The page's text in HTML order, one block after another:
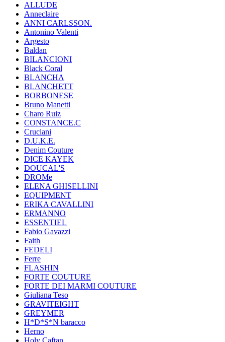
ALLUDE
Anneclaire
ANNI CARLSSON.
Antonino Valenti
Argesto
Baldan
BILANCIONI
Black Coral
BLANCHA
BLANCHETT
BORBONESE
Bruno Manetti
Charo Ruiz
CONSTANCE.C
Cruciani
D.U.K.E.
Denim Couture
DICE KAYEK
DOUCAL'S
DROMe
ELENA GHISELLINI
EQUIPMENT
ERIKA CAVALLINI
ERMANNO
ESSENTIEL
Fabio Gavazzi
Faith
FEDELI
Ferre
FLASHIN
FORTE COUTURE
FORTE DEI MARMI COUTURE
Giuliana Teso
GRAVITEIGHT
GREYMER
H*D*S*N baracco
Herno
Holy Caftan